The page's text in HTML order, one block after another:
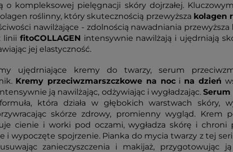
o kompleksowej pielęgnacji skóry dojrzałej.
roślinny, który skutecznością przewyższa kolagen
nawilżające - zdolnością nawadniania przewyższa
linii fitoCOLLAGEN intensywnie nawilżają i ujędrniają
jej elastyczność.
ujędrniające kremy do twarzy, serum
Kremy przeciwzmarszczkowe na noci na dzień
ją nawilżając, odżywiając i wygładzając.
która działa w głębokich warstwach skóry,
skórze zdrowy, promienny wygląd. Krem
cienie i worki pod oczami, wygładza skórę i chroni
i wypoczęte spojrzenie. Pianka do mycia twarzy z tej
zanieczyszczenia i makijaż, przygotowując